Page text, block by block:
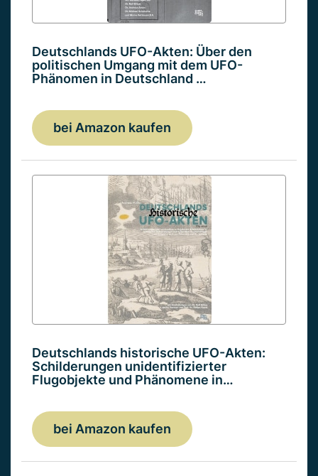
Deutschlands UFO-Akten: Über den
politischen Umgang mit dem UFO-
Phänomen in Deutschland …
bei Amazon kaufen
Deutschlands historische UFO-Akten:
Schilderungen unidentifizierter
Flugobjekte und Phänomene in…
bei Amazon kaufen